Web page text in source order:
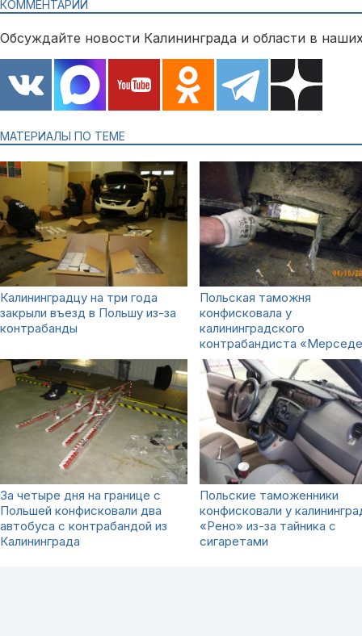
КОММЕНТАРИИ
Обсуждайте новости Калининграда и области в
МАТЕРИАЛЫ ПО ТЕМЕ
Калининградцу на три года
закрыли въезд в Польшу из-за
контрабанды
Польская таможня
конфисковала у
калининградского
контрабандиста
За четыре дня на границе с
Польшей конфисковали два
автобуса с контрабандой из
Калининграда
Польские таможенники
конфисковали у
«Рено» из-за тайника с
сигаретами